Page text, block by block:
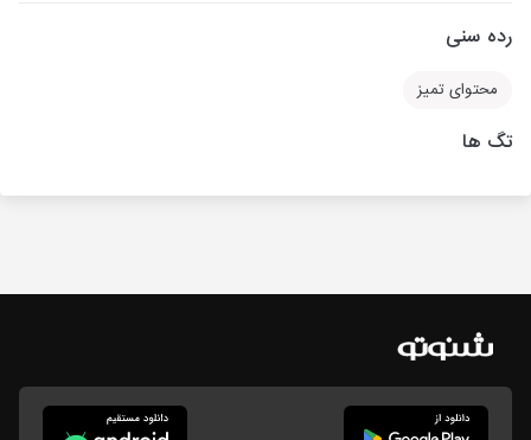
رده سنی
محتوای تمیز
تگ ها